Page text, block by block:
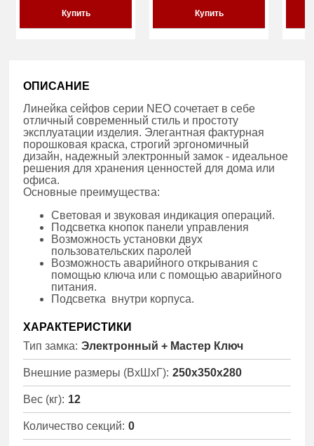
Купить Купить
ОПИСАНИЕ
Линейка сейфов серии NEO сочетает в себе
отличный современный стиль и простоту
эксплуатации изделия. Элегантная фактурная
порошковая краска, строгий эргономичный
дизайн, надежный электронный замок - идеальное
решения для хранения ценностей для дома или
офиса.
Основные преимущества:
Световая и звуковая индикация операций.
Подсветка кнопок панели управления
Возможность установки двух
пользовательских паролей
Возможность аварийного открывания с
помощью ключа или с помощью аварийного
питания.
Подсветка внутри корпуса.
ХАРАКТЕРИСТИКИ
Тип замка: Электронный + Мастер Ключ
Внешние размеры (ВхШхГ): 250x350x280
Вес (кг): 12
Количество секций: 0